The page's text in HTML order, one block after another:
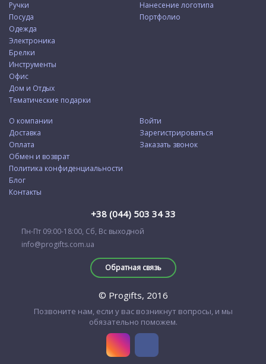
Ручки
Посуда
Одежда
Электроника
Брелки
Инструменты
Офис
Дом и Отдых
Тематические подарки
Нанесение логотипа
Портфолио
О компании
Доставка
Оплата
Обмен и возврат
Политика конфиденциальности
Блог
Контакты
Войти
Зарегистрироваться
Заказать звонок
+38 (044) 503 34 33
Пн-Пт 09:00-18:00, Сб, Вс выходной
info@progifts.com.ua
Обратная связь
© Progifts, 2016
Позвоните нам, если у вас возникнут вопросы, и мы
обязательно поможем.